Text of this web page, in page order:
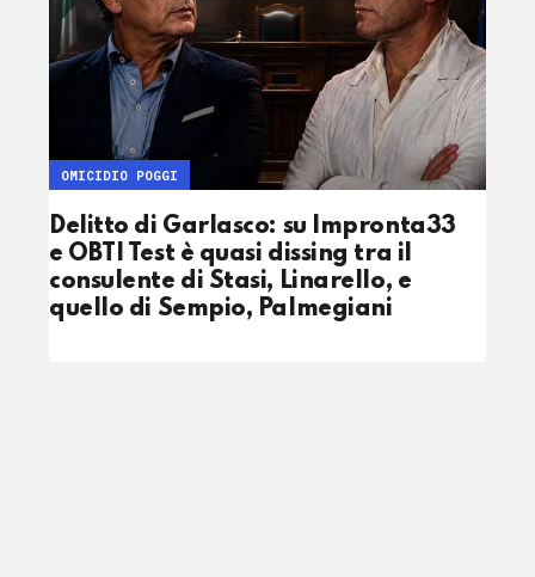
Delitto di Garlasco: su Impronta33
e OBTI Test è quasi dissing tra il
consulente di Stasi, Linarello, e
quello di Sempio, Palmegiani
OMICIDIO POGGI